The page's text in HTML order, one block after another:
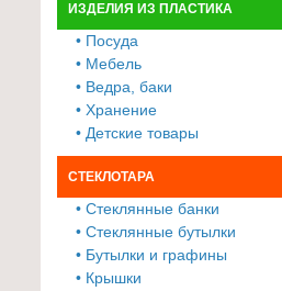
ИЗДЕЛИЯ ИЗ ПЛАСТИКА
• Посуда
• Мебель
• Ведра, баки
• Хранение
• Детские товары
СТЕКЛОТАРА
• Стеклянные банки
• Стеклянные бутылки
• Бутылки и графины
• Крышки
Пластиковая
мебель
Хозтовары
≡
Товары